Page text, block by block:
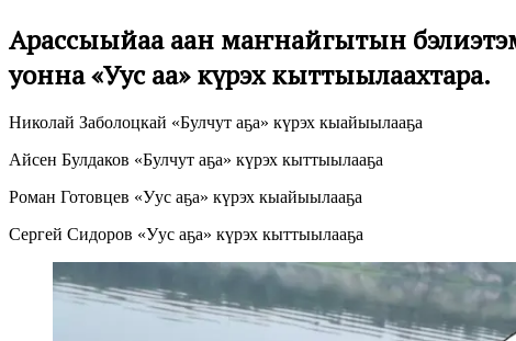
Арассыыйаҕа аан маҥнайгытын
уонна «Уус аҕа» күрэх кыттыылаахтара.
Николай Заболоцкай «Булчут аҕа» күрэх кыайыылааҕа
Айсен Булдаков «Булчут аҕа» күрэх кыттыылааҕа
Роман Готовцев «Уус аҕа» күрэх кыайыылааҕа
Сергей Сидоров «Уус аҕа» күрэх кыттыылааҕа